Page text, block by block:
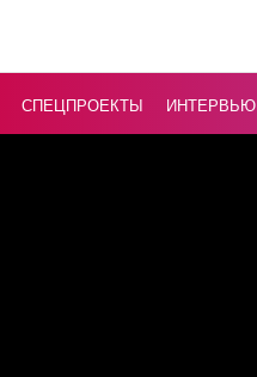
СПЕЦПРОЕКТЫ ИНТЕРВЬЮ